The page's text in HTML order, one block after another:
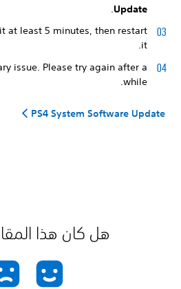
Update
at least 5 minutes, then restart
it.
issue. Please try again after a
while.
PS4 System Software Update
هل كان هذا